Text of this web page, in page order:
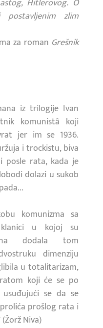
zlim
za roman Grešnik
iz trilogije Ivan
komunistâ koji
jer im se 1936.
i trockistu, biva
posle rata, kada je
dolazi u sukob
komunizma sa
u kojoj su
dodala tom
dimenziju
u totalitarizam,
koji će se po
se da se
prošlog rata i
Niva)